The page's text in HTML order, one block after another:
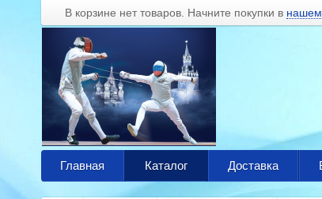
В корзине нет товаров. Начните покупки в нашем
Главная Каталог Доставка